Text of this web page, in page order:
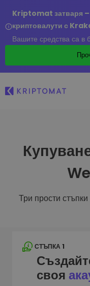
Kriptomat затваря –
криптовалути с
Вашите средства са в
Три прости стъпки
СТЪПКА 1
своя